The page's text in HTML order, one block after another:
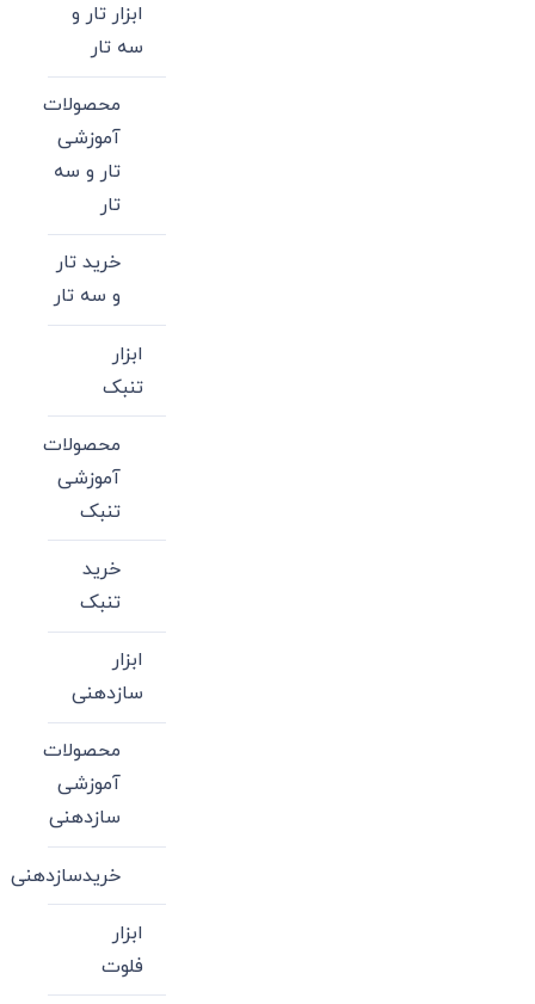
ابزار تار و
سه تار
محصولات
آموزشی
تار و سه
تار
خرید تار
و سه تار
ابزار
تنبک
محصولات
آموزشی
تنبک
خرید
تنبک
ابزار
سازدهنی
محصولات
آموزشی
سازدهنی
خریدسازدهنی
ابزار
فلوت